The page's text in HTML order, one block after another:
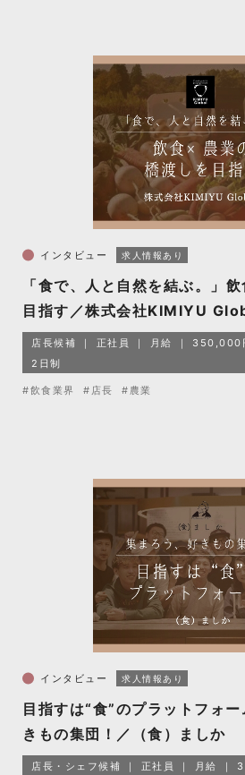
インタビュー 求人情報あり
「食で、人と自然を結ぶ。」
目指す／株式会社KIMIYU
店長候補 正社員 月給 350,000
2日制
#飲食業界 #店長 #農業
インタビュー 求人情報あり
目指すは“食”のプラットフォ
きもの集団！／（食）ましか
店長・シェフ候補 正社員 月給